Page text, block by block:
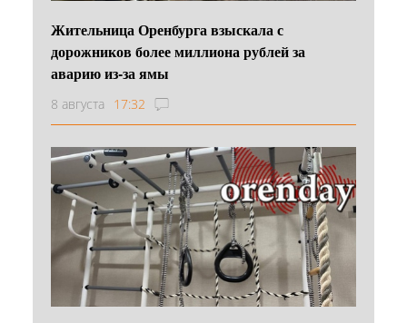
Жительница Оренбурга взыскала с
дорожников более миллиона рублей за
аварию из-за ямы
8 августа 17:32